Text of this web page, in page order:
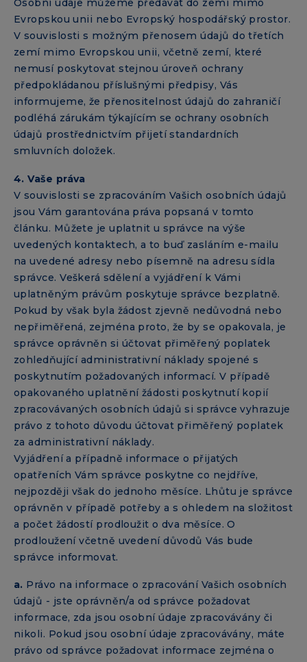
Osobní údaje můžeme předávat do zemí mimo
Evropskou unii nebo Evropský hospodářský prostor.
V souvislosti s možným přenosem údajů do třetích
zemí mimo Evropskou unii, včetně zemí, které
nemusí poskytovat stejnou úroveň ochrany
předpokládanou příslušnými předpisy, Vás
informujeme, že přenositelnost údajů do zahraničí
podléhá zárukám týkajícím se ochrany osobních
údajů prostřednictvím přijetí standardních
smluvních doložek.
4. Vaše práva
V souvislosti se zpracováním Vašich osobních údajů
jsou Vám garantována práva popsaná v tomto
článku. Můžete je uplatnit u správce na výše
uvedených kontaktech, a to buď zasláním e-mailu
na uvedené adresy nebo písemně na adresu sídla
správce. Veškerá sdělení a vyjádření k Vámi
uplatněným právům poskytuje správce bezplatně.
Pokud by však byla žádost zjevně nedůvodná nebo
nepřiměřená, zejména proto, že by se opakovala, je
správce oprávněn si účtovat přiměřený poplatek
zohledňující administrativní náklady spojené s
poskytnutím požadovaných informací. V případě
opakovaného uplatnění žádosti poskytnutí kopií
zpracovávaných osobních údajů si správce vyhrazuje
právo z tohoto důvodu účtovat přiměřený poplatek
za administrativní náklady.
Vyjádření a případně informace o přijatých
opatřeních Vám správce poskytne co nejdříve,
nejpozději však do jednoho měsíce. Lhůtu je správce
oprávněn v případě potřeby a s ohledem na složitost
a počet žádostí prodloužit o dva měsíce. O
prodloužení včetně uvedení důvodů Vás bude
správce informovat.
a. Právo na informace o zpracování Vašich osobních
údajů - jste oprávněn/a od správce požadovat
informace, zda jsou osobní údaje zpracovávány či
nikoli. Pokud jsou osobní údaje zpracovávány, máte
právo od správce požadovat informace zejména o